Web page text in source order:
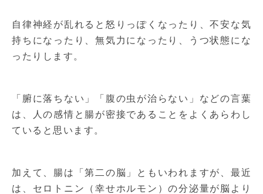
自律神経が乱れると怒りっぽくなったり、不安な気
持ちになったり、無気力になったり、うつ状態にな
ったりします。
「腑に落ちない」「腹の虫が治らない」などの言葉
は、人の感情と腸が密接であることをよくあらわし
ていると思います。
加えて、腸は「第二の脳」ともいわれますが、最近
は、セロトニン（幸せホルモン）の分泌量が脳より